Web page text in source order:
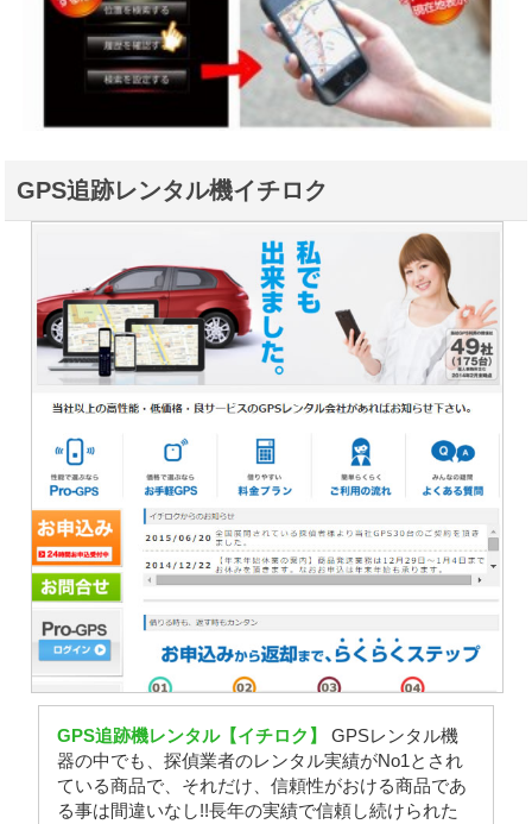
GPS追跡レンタル機イチロク
GPS追跡機レンタル【イチロク】
GPSレンタル機
器の中でも、探偵業者のレンタル実績がNo1とされ
ている商品で、それだけ、信頼性がおける商品であ
る事は間違いなし!!長年の実績で信頼し続けられた